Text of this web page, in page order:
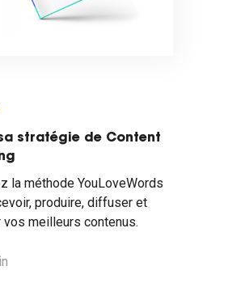
stratégie de Content
la méthode YouLoveWords
produire, diffuser et
meilleurs contenus.